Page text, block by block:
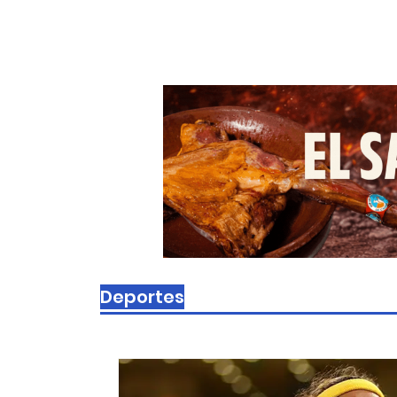
Deportes